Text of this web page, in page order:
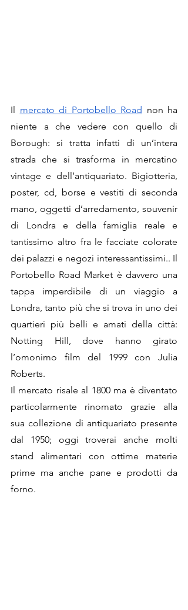
Il mercato di Portobello Road non ha
niente a che vedere con quello di
Borough: si tratta infatti di un’intera
strada che si trasforma in mercatino
vintage e dell’antiquariato. Bigiotteria,
poster, cd, borse e vestiti di seconda
mano, oggetti d’arredamento, souvenir
di Londra e della famiglia reale e
tantissimo altro fra le facciate colorate
dei palazzi e negozi interessantissimi.. Il
Portobello Road Market è davvero una
tappa imperdibile di un viaggio a
Londra, tanto più che si trova in uno dei
quartieri più belli e amati della città:
Notting Hill, dove hanno girato
l’omonimo film del 1999 con Julia
Roberts.
Il mercato risale al 1800 ma è diventato
particolarmente rinomato grazie alla
sua collezione di antiquariato presente
dal 1950; oggi troverai anche molti
stand alimentari con ottime materie
prime ma anche pane e prodotti da
forno.